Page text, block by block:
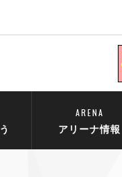
ARENA
アリーナ情報